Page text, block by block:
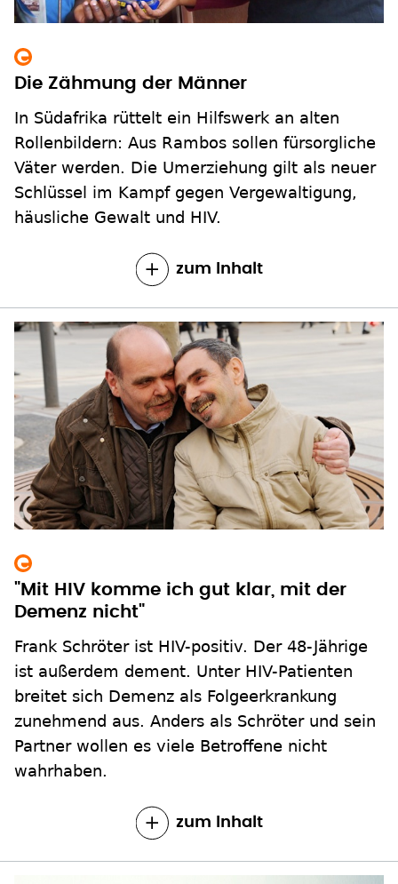
Die Zähmung der Männer
In Südafrika rüttelt ein Hilfswerk an alten
Rollenbildern: Aus Rambos sollen fürsorgliche
Väter werden. Die Umerziehung gilt als neuer
Schlüssel im Kampf gegen Vergewaltigung,
häusliche Gewalt und HIV.
zum Inhalt
"Mit HIV komme ich gut klar, mit der
Demenz nicht"
Frank Schröter ist HIV-positiv. Der 48-Jährige
ist außerdem dement. Unter HIV-Patienten
breitet sich Demenz als Folgeerkrankung
zunehmend aus. Anders als Schröter und sein
Partner wollen es viele Betroffene nicht
wahrhaben.
zum Inhalt